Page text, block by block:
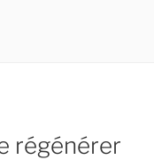
régénérer